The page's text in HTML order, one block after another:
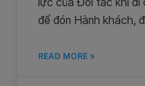
để đón Hành khách,
READ MORE »